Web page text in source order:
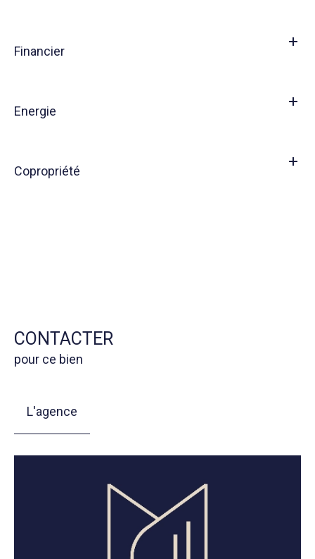
Financier
Energie
Copropriété
CONTACTER
pour ce bien
L'agence